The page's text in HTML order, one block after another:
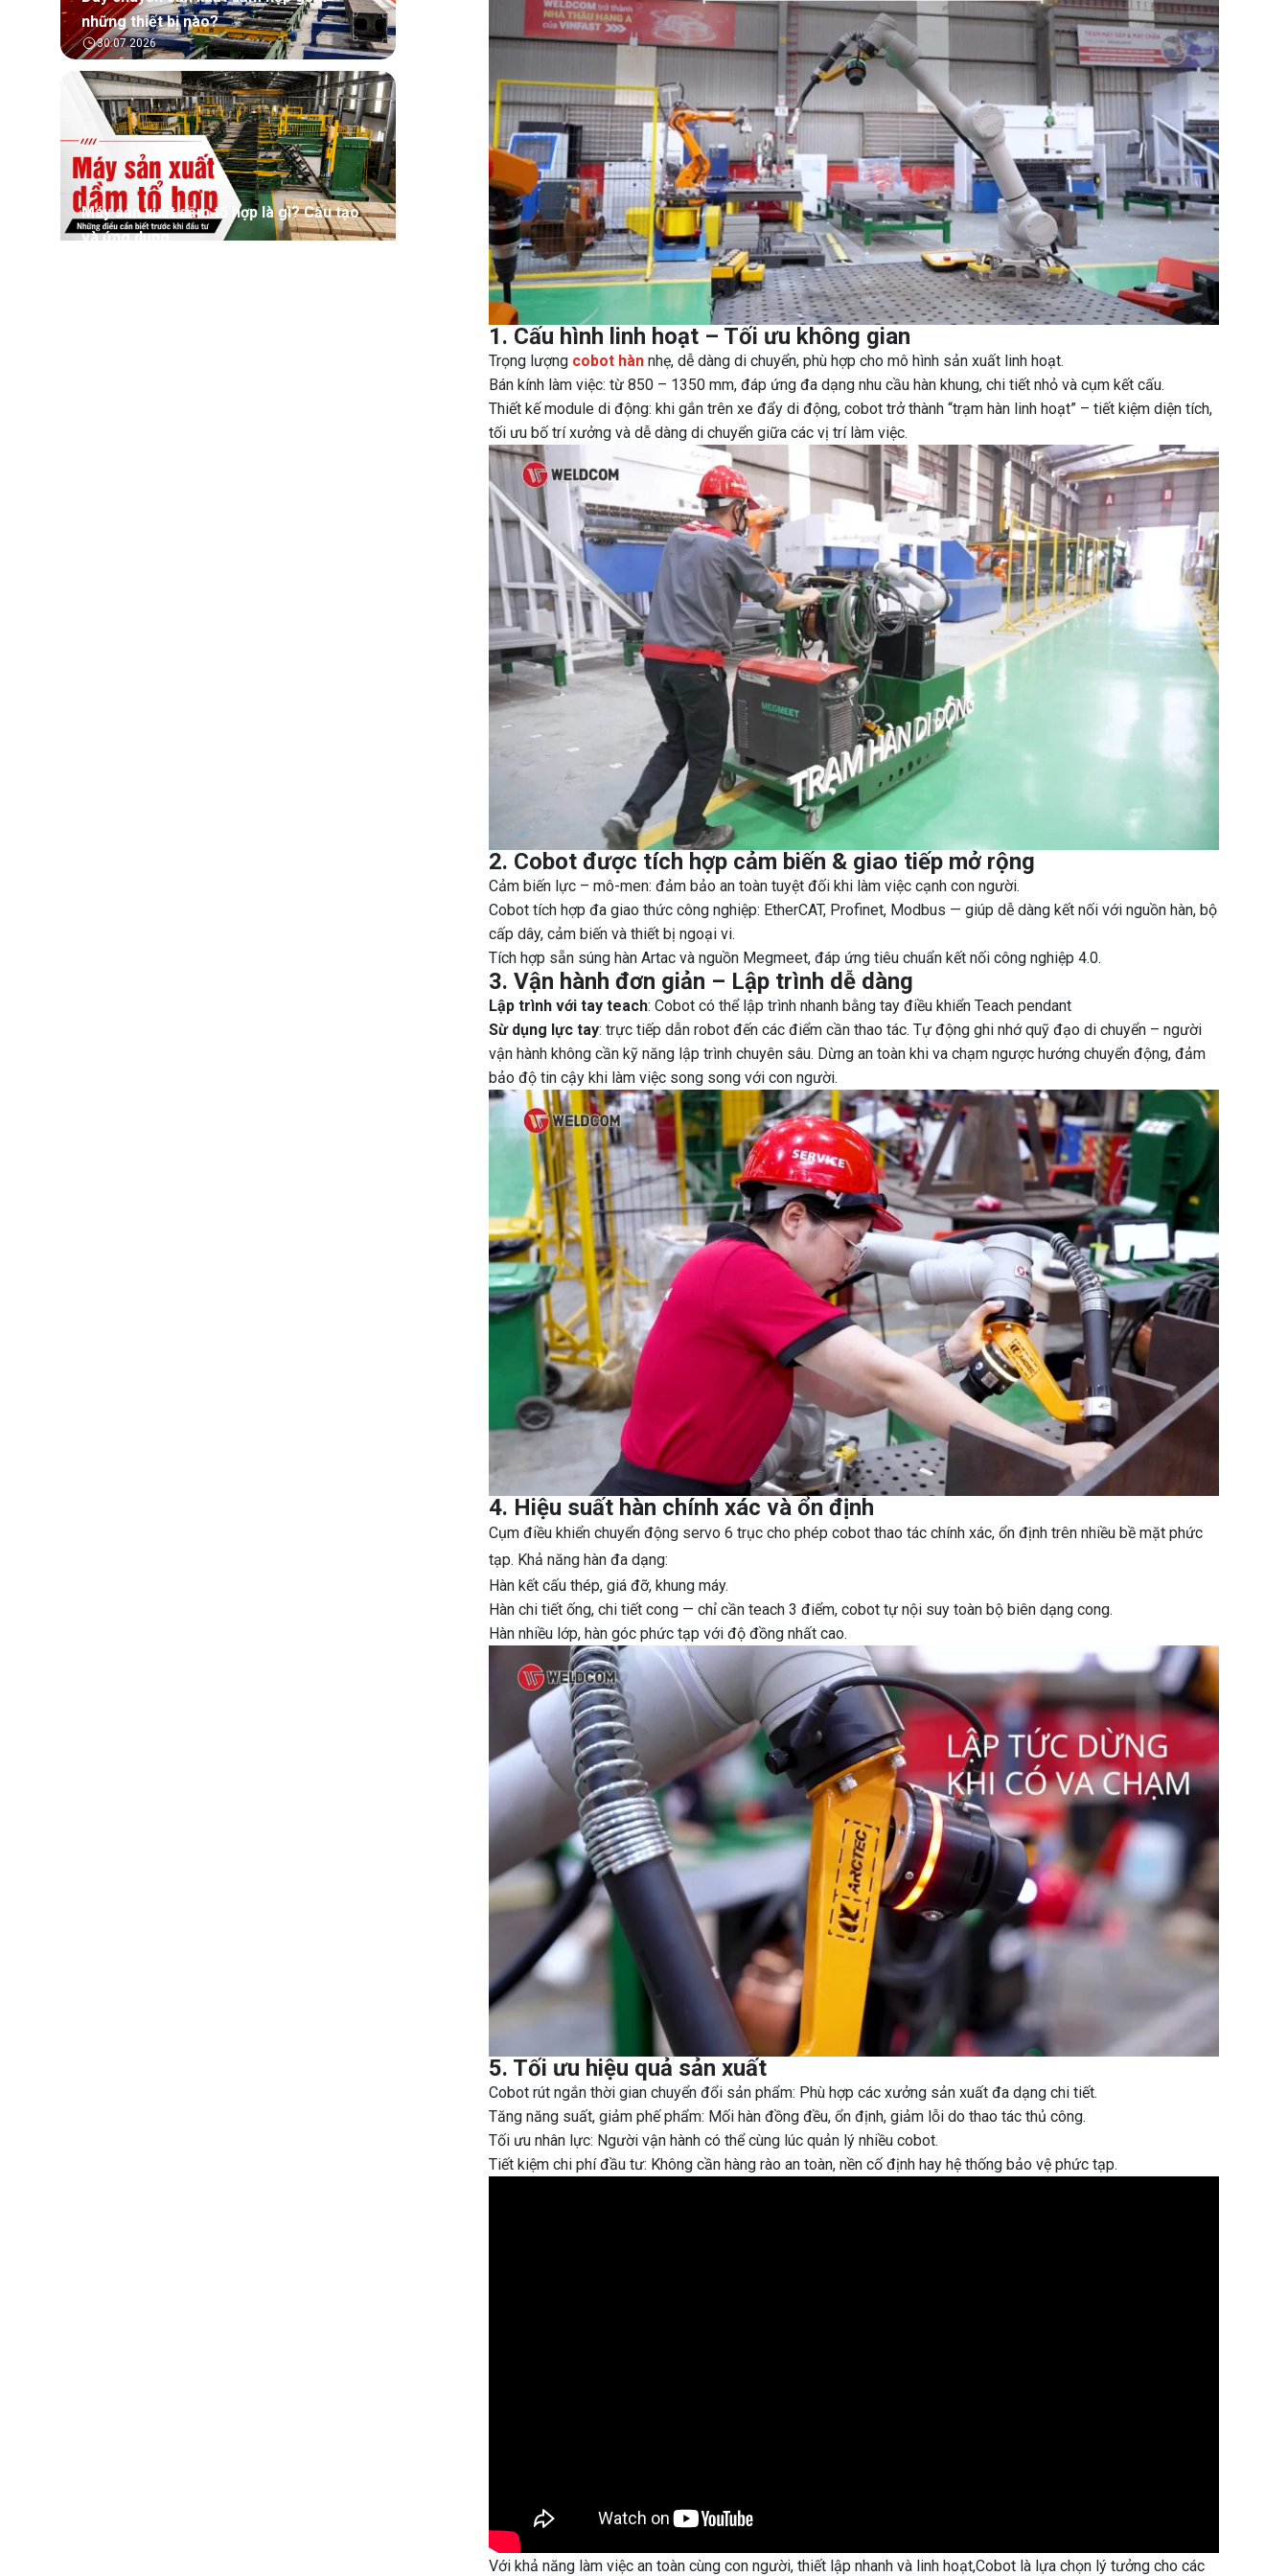
những thiết bị nào?
30.07.2026
Máy sản xuất dầm tổ hợp là gì? Cấu tạo
và ứng dụng
1. Cấu hình linh hoạt – Tối ưu không gian
Trọng lượng cobot hàn nhẹ, dễ dàng di chuyển, phù hợp cho mô hình sản xuất linh hoạt.
Bán kính làm việc: từ 850 – 1350 mm, đáp ứng đa dạng nhu cầu hàn khung, chi tiết nhỏ và cụm kết cấu.
Thiết kế module di động: khi gắn trên xe đẩy di động, cobot trở thành “trạm hàn linh hoạt” – tiết kiệm diện tích,
tối ưu bố trí xưởng và dễ dàng di chuyển giữa các vị trí làm việc.
2. Cobot được tích hợp cảm biến & giao tiếp mở rộng
Cảm biến lực – mô-men: đảm bảo an toàn tuyệt đối khi làm việc cạnh con người.
Cobot tích hợp đa giao thức công nghiệp: EtherCAT, Profinet, Modbus — giúp dễ dàng kết nối với nguồn hàn, bộ
cấp dây, cảm biến và thiết bị ngoại vi.
Tích hợp sẵn súng hàn Artac và nguồn Megmeet, đáp ứng tiêu chuẩn kết nối công nghiệp 4.0.
3. Vận hành đơn giản – Lập trình dễ dàng
Lập trình với tay teach: Cobot có thể lập trình nhanh bằng tay điều khiển Teach pendant
Sừ dụng lực tay: trực tiếp dẫn robot đến các điểm cần thao tác. Tự động ghi nhớ quỹ đạo di chuyển – người
vận hành không cần kỹ năng lập trình chuyên sâu. Dừng an toàn khi va chạm ngược hướng chuyển động, đảm
bảo độ tin cậy khi làm việc song song với con người.
4. Hiệu suất hàn chính xác và ổn định
Cụm điều khiển chuyển động servo 6 trục cho phép cobot thao tác chính xác, ổn định trên nhiều bề mặt phức
tạp. Khả năng hàn đa dạng:
Hàn kết cấu thép, giá đỡ, khung máy.
Hàn chi tiết ống, chi tiết cong — chỉ cần teach 3 điểm, cobot tự nội suy toàn bộ biên dạng cong.
Hàn nhiều lớp, hàn góc phức tạp với độ đồng nhất cao.
5. Tối ưu hiệu quả sản xuất
Cobot rút ngắn thời gian chuyển đổi sản phẩm: Phù hợp các xưởng sản xuất đa dạng chi tiết.
Tăng năng suất, giảm phế phẩm: Mối hàn đồng đều, ổn định, giảm lỗi do thao tác thủ công.
Tối ưu nhân lực: Người vận hành có thể cùng lúc quản lý nhiều cobot.
Tiết kiệm chi phí đầu tư: Không cần hàng rào an toàn, nền cố định hay hệ thống bảo vệ phức tạp.
Với khả năng làm việc an toàn cùng con người, thiết lập nhanh và linh hoạt,Cobot là lựa chọn lý tưởng cho các